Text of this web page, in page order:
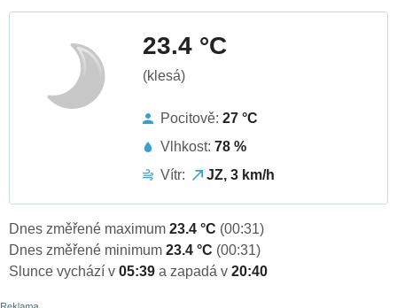
23.4 °C
(klesá)
Pocitově: 27 °C
Vlhkost: 78 %
Vítr:
JZ, 3 km/h
Dnes změřené maximum 23.4 °C (00:31)
Dnes změřené minimum 23.4 °C (00:31)
Slunce vychází v 05:39 a zapadá v 20:40